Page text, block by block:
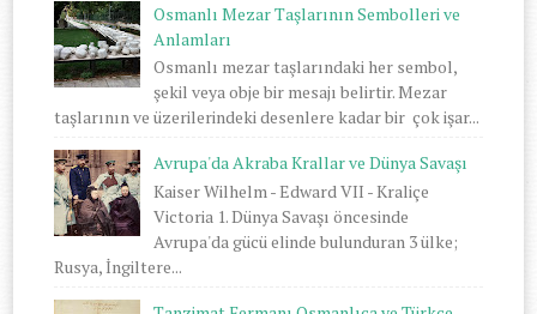
Osmanlı Mezar Taşlarının Sembolleri ve
Anlamları
Osmanlı mezar taşlarındaki her sembol,
şekil veya obje bir mesajı belirtir. Mezar
taşlarının ve üzerilerindeki desenlere kadar bir çok işar...
Avrupa'da Akraba Krallar ve Dünya Savaşı
Kaiser Wilhelm - Edward VII - Kraliçe
Victoria 1. Dünya Savaşı öncesinde
Avrupa'da gücü elinde bulunduran 3 ülke;
Rusya, İngiltere...